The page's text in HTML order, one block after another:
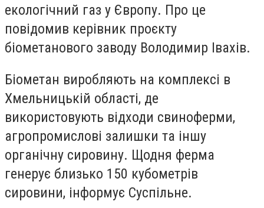
екологічний газ у Європу. Про це
повідомив керівник проєкту
біометанового заводу Володимир Івахів.
Біометан виробляють на комплексі в
Хмельницькій області, де
використовують відходи свиноферми,
агропромислові залишки та іншу
органічну сировину. Щодня ферма
генерує близько 150 кубометрів
сировини, інформує Суспільне.